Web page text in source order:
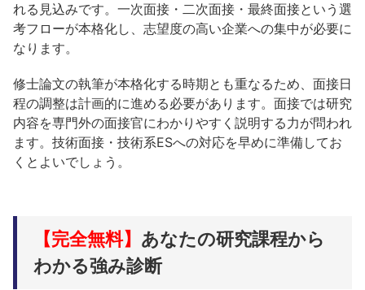
れる見込みです。一次面接・二次面接・最終面接という選
考フローが本格化し、志望度の高い企業への集中が必要に
なります。
修士論文の執筆が本格化する時期とも重なるため、面接日
程の調整は計画的に進める必要があります。面接では研究
内容を専門外の面接官にわかりやすく説明する力が問われ
ます。技術面接・技術系ESへの対応を早めに準備してお
くとよいでしょう。
【完全無料】 あなたの研究課程から
わかる強み診断